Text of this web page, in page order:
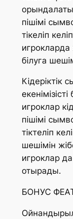
пішімі
тікеліп
игрокларда
білуга
Кідеріктік
игроклар
пішімі
тіктеліп
шешімін
игроклар да
отырады.
БОНУС